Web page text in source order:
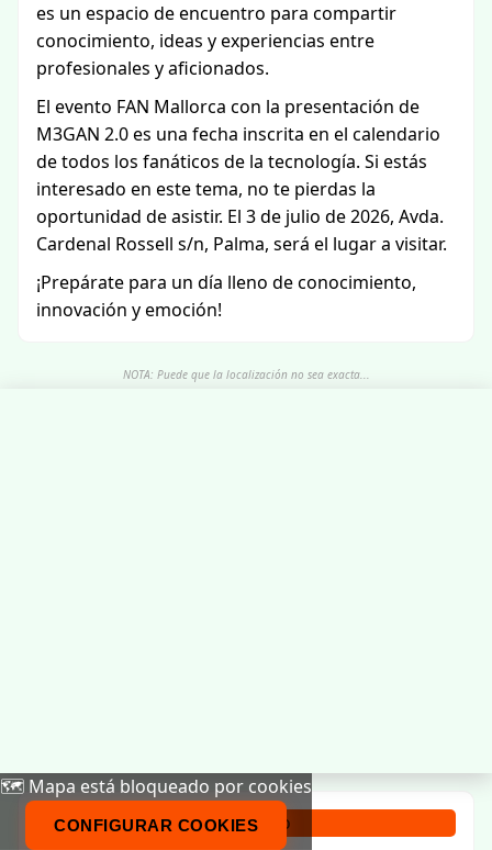
es un espacio de encuentro para compartir
conocimiento, ideas y experiencias entre
profesionales y aficionados.
El evento FAN Mallorca con la presentación de
M3GAN 2.0 es una fecha inscrita en el calendario
de todos los fanáticos de la tecnología. Si estás
interesado en este tema, no te pierdas la
oportunidad de asistir. El 3 de julio de 2026, Avda.
Cardenal Rossell s/n, Palma, será el lugar a visitar.
¡Prepárate para un día lleno de conocimiento,
innovación y emoción!
NOTA: Puede que la localización no sea exacta...
🗺️ Mapa está bloqueado por cookies
CONFIGURAR COOKIES
Calendario